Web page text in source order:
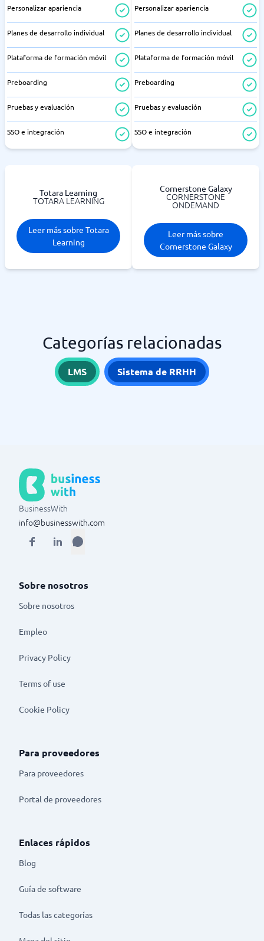
Personalizar apariencia
Planes de desarrollo individual
Plataforma de formación móvil
Preboarding
Pruebas y evaluación
SSO e integración
Personalizar apariencia
Planes de desarrollo individual
Plataforma de formación móvil
Preboarding
Pruebas y evaluación
SSO e integración
Totara Learning
TOTARA LEARNING
Leer más sobre Totara
Learning
Cornerstone Galaxy
CORNERSTONE
ONDEMAND
Leer más sobre
Cornerstone Galaxy
Categorías relacionadas
LMS Sistema de RRHH
BusinessWith
info@businesswith.com
Sobre nosotros
Sobre nosotros
Empleo
Privacy Policy
Terms of use
Cookie Policy
Para proveedores
Para proveedores
Portal de proveedores
Enlaces rápidos
Blog
Guía de software
Todas las categorías